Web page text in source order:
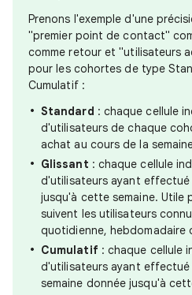
Prenons l'exemple d'une
"premier point de contact"
comme retour et "utilisateurs
pour les cohortes de type
Cumulatif :
Standard : chaque cellule
d'utilisateurs de chaque
achat au cours de la
Glissant : chaque cellule
d'utilisateurs ayant effectué
jusqu'à cette semaine. Utile
suivent les utilisateurs
quotidienne, hebdomadaire
Cumulatif : chaque cellule
d'utilisateurs ayant
semaine donnée jusqu'à